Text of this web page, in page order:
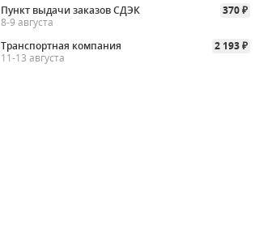
Пункт выдачи заказов СДЭК
370 ₽
8-9 августа
Транспортная компания
2 193 ₽
11-13 августа